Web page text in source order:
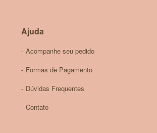
Ajuda
Acompanhe seu pedido
Formas de Pagamento
Dúvidas Frequentes
Contato